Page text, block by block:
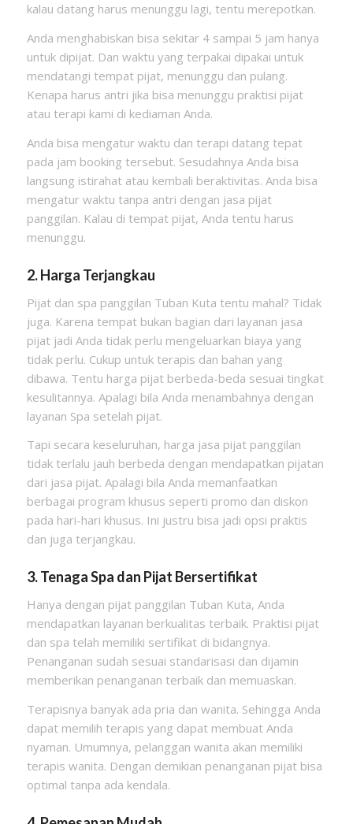
kalau datang harus menunggu lagi, tentu merepotkan.
Anda menghabiskan bisa sekitar 4 sampai 5 jam hanya
untuk dipijat. Dan waktu yang terpakai dipakai untuk
mendatangi tempat pijat, menunggu dan pulang.
Kenapa harus antri jika bisa menunggu praktisi pijat
atau terapi kami di kediaman Anda.
Anda bisa mengatur waktu dan terapi datang tepat
pada jam booking tersebut. Sesudahnya Anda bisa
langsung istirahat atau kembali beraktivitas. Anda bisa
mengatur waktu tanpa antri dengan jasa pijat
panggilan. Kalau di tempat pijat, Anda tentu harus
menunggu.
2. Harga Terjangkau
Pijat dan spa panggilan Tuban Kuta tentu mahal? Tidak
juga. Karena tempat bukan bagian dari layanan jasa
pijat jadi Anda tidak perlu mengeluarkan biaya yang
tidak perlu. Cukup untuk terapis dan bahan yang
dibawa. Tentu harga pijat berbeda-beda sesuai tingkat
kesulitannya. Apalagi bila Anda menambahnya dengan
layanan Spa setelah pijat.
Tapi secara keseluruhan, harga jasa pijat panggilan
tidak terlalu jauh berbeda dengan mendapatkan pijatan
dari jasa pijat. Apalagi bila Anda memanfaatkan
berbagai program khusus seperti promo dan diskon
pada hari-hari khusus. Ini justru bisa jadi opsi praktis
dan juga terjangkau.
3. Tenaga Spa dan Pijat Bersertifikat
Hanya dengan pijat panggilan Tuban Kuta, Anda
mendapatkan layanan berkualitas terbaik. Praktisi pijat
dan spa telah memiliki sertifikat di bidangnya.
Penanganan sudah sesuai standarisasi dan dijamin
memberikan penanganan terbaik dan memuaskan.
Terapisnya banyak ada pria dan wanita. Sehingga Anda
dapat memilih terapis yang dapat membuat Anda
nyaman. Umumnya, pelanggan wanita akan memiliki
terapis wanita. Dengan demikian penanganan pijat bisa
optimal tanpa ada kendala.